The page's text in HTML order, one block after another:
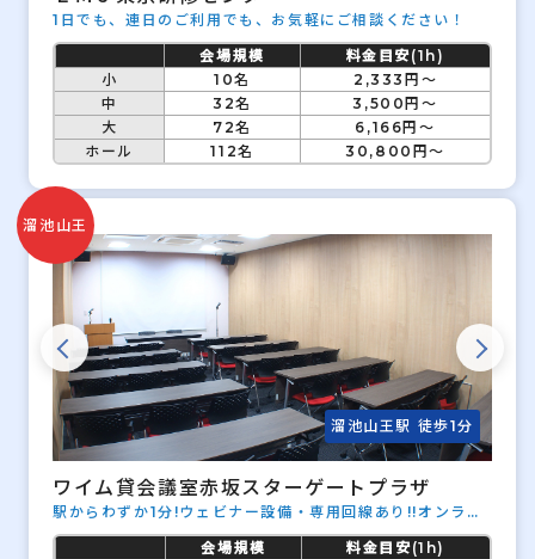
1日でも、連日のご利用でも、お気軽にご相談ください！
会場規模
料金目安(1h)
小
10名
2,333円～
中
32名
3,500円～
大
72名
6,166円～
ホール
112名 30,800円～
溜池山王
溜池山王駅 徒歩1分
ワイム貸会議室赤坂スターゲートプラザ
駅からわずか1分!ウェビナー設備・専用回線あり!!オンライ
ン配信に最適です。
会場規模
料金目安(1h)